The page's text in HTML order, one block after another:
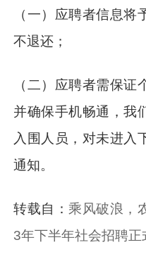
（一）应聘者信息
不退还；
（二）应聘者需保
并确保手机畅通，我
入围人员，对未进入
通知。
转载自：乘风破浪，
3年下半年社会招聘正